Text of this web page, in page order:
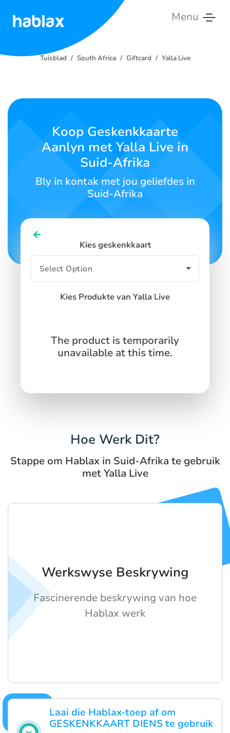
Menu
Tariewe
Kontak
Tuisblad South Africa Giftcard Yalla Live
Koop Geskenkkaarte
Aanlyn met Yalla Live in
Suid-Afrika
Bly in kontak met jou geliefdes in
Suid-Afrika
Kies geskenkkaart
Kies Produkte van Yalla Live
The product is temporarily
unavailable at this time.
Hoe Werk Dit?
Stappe om Hablax in Suid-Afrika te gebruik
met Yalla Live
Laai die Hablax-toep af om
GESKENKKAART DIENS te gebruik
Werkswyse Beskrywing
Fascinerende beskrywing van hoe
Hablax werk